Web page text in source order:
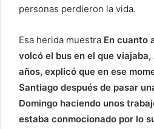
e
c
t
r
personas perdieron la vida.
Esa herida muestra En cuanto
volcó el bus en el que viajaba,
años, explicó que en ese
Santiago después de pasar
Domingo haciendo unos
estaba conmocionado por lo